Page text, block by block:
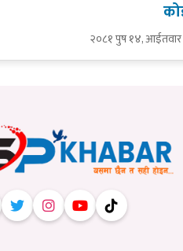
२०८१ पुष १४,